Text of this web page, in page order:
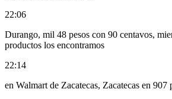
22:06
Durango, mil 48 pesos con 90 centavos,
productos los encontramos
22:14
en Walmart de Zacatecas, Zacatecas en 907